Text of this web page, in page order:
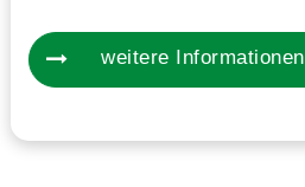
weitere Informationen